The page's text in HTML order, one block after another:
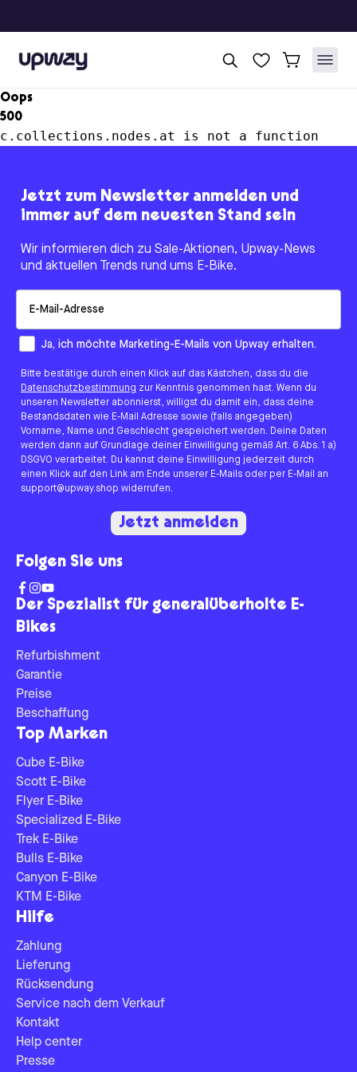
Upway
Oops
500
c.collections.nodes.at is not a function
Der Spezialist für generalüberholte E-
Bikes
Refurbishment
Garantie
Preise
Beschaffung
Top Marken
Cube E-Bike
Scott E-Bike
Flyer E-Bike
Specialized E-Bike
Trek E-Bike
Bulls E-Bike
Canyon E-Bike
KTM E-Bike
Hilfe
Zahlung
Lieferung
Rücksendung
Service nach dem Verkauf
Kontakt
Help center
Presse
Jetzt zum Newsletter anmelden und
immer auf dem neuesten Stand sein
Wir informieren dich zu Sale-Aktionen, Upway-News
und aktuellen Trends rund ums E-Bike.
How would you like to hear from us?
Ja, ich möchte Marketing-E-Mails von Upway erhalten.
Bitte bestätige durch einen Klick auf das Kästchen, dass du die
Datenschutzbestimmung zur Kenntnis genommen hast. Wenn du
unseren Newsletter abonnierst, willigst du damit ein, dass deine
Bestandsdaten wie E-Mail Adresse sowie (falls angegeben)
Vorname, Name und Geschlecht gespeichert werden. Deine Daten
werden dann auf Grundlage deiner Einwilligung gemäß Art. 6 Abs. 1 a)
DSGVO verarbeitet. Du kannst deine Einwilligung jederzeit durch
einen Klick auf den Link am Ende unserer E-Mails oder per E-Mail an
support@upway.shop widerrufen.
Jetzt anmelden
Folgen Sie uns